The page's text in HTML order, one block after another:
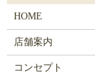
HOME
店舗案内
コンセプト